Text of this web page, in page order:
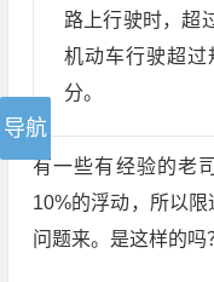
路上行驶时，超
机动车行驶超过
分。
有一些有经验的老
10%的浮动，所以
问题来。是这样的吗